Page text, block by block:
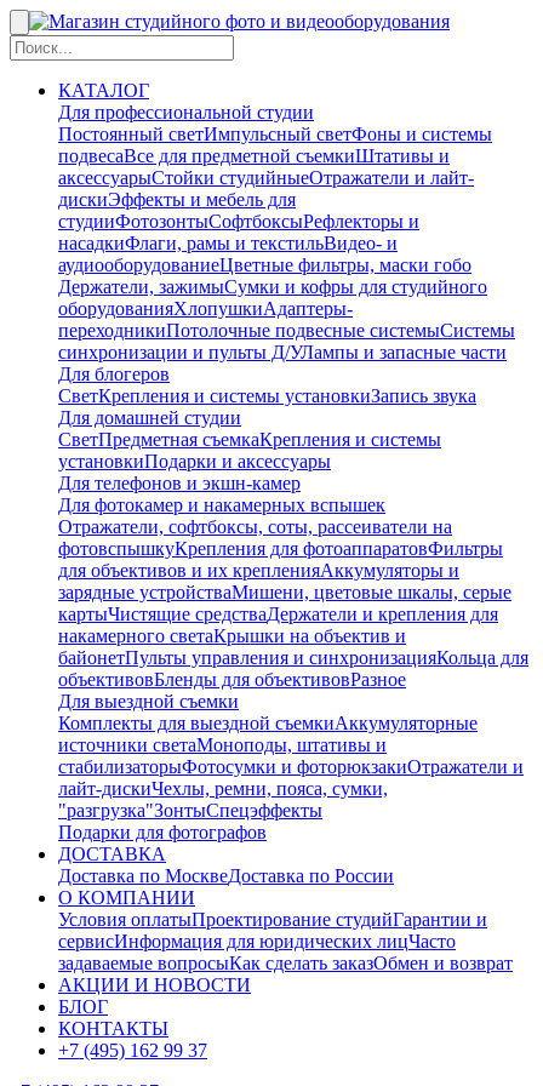
КАТАЛОГ
Для профессиональной студии
Постоянный светИмпульсный светФоны и системы
подвесаВсе для предметной съемкиШтативы и
аксессуарыСтойки студийныеОтражатели и лайт-
дискиЭффекты и мебель для
студииФотозонтыСофтбоксыРефлекторы и
насадкиФлаги, рамы и текстильВидео- и
аудиооборудованиеЦветные фильтры, маски гобо
Держатели, зажимыСумки и кофры для студийного
оборудованияХлопушкиАдаптеры-
переходникиПотолочные подвесные системыСистемы
синхронизации и пульты Д/УЛампы и запасные части
Для блогеров
СветКрепления и системы установкиЗапись звука
Для домашней студии
СветПредметная съемкаКрепления и системы
установкиПодарки и аксессуары
Для телефонов и экшн-камер
Для фотокамер и накамерных вспышек
Отражатели, софтбоксы, соты, рассеиватели на
фотовспышкуКрепления для фотоаппаратовФильтры
для объективов и их крепленияАккумуляторы и
зарядные устройстваМишени, цветовые шкалы, серые
картыЧистящие средстваДержатели и крепления для
накамерного светаКрышки на объектив и
байонетПульты управления и синхронизацияКольца для
объективовБленды для объективовРазное
Для выездной съемки
Комплекты для выездной съемкиАккумуляторные
источники светаМоноподы, штативы и
стабилизаторыФотосумки и фоторюкзакиОтражатели и
лайт-дискиЧехлы, ремни, пояса, сумки,
"разгрузка"ЗонтыСпецэффекты
Подарки для фотографов
ДОСТАВКА
Доставка по МосквеДоставка по России
О КОМПАНИИ
Условия оплатыПроектирование студийГарантии и
сервисИнформация для юридических лицЧасто
задаваемые вопросыКак сделать заказОбмен и возврат
АКЦИИ И НОВОСТИ
БЛОГ
КОНТАКТЫ
+7 (495) 162 99 37